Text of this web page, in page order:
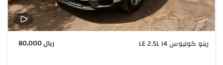
رينو كوليوس LE 2.5L I4 ريال 80,000